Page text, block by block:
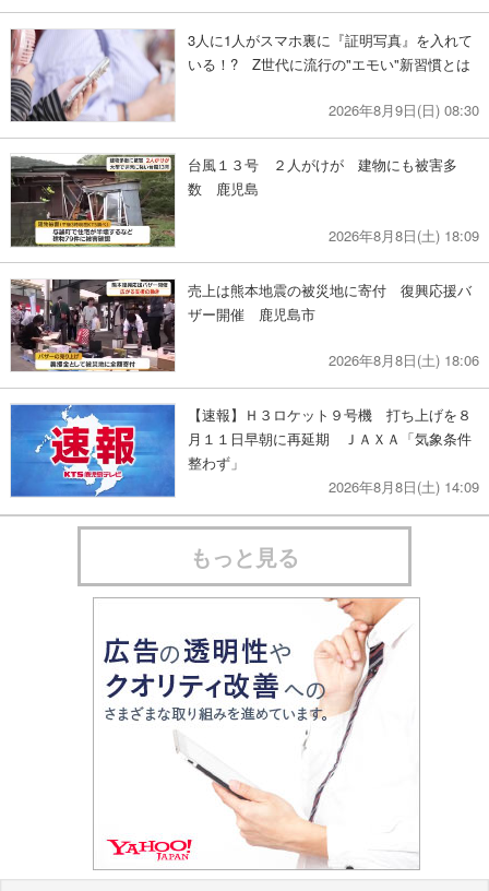
3人に1人がスマホ裏に『証明写真』を入れて
いる！? Z世代に流行の"エモい"新習慣とは
2026年8月9日(日) 08:30
台風１３号 ２人がけが 建物にも被害多
数 鹿児島
2026年8月8日(土) 18:09
売上は熊本地震の被災地に寄付 復興応援バ
ザー開催 鹿児島市
2026年8月8日(土) 18:06
【速報】Ｈ３ロケット９号機 打ち上げを８
月１１日早朝に再延期 ＪＡＸＡ「気象条件
整わず」
2026年8月8日(土) 14:09
もっと見る